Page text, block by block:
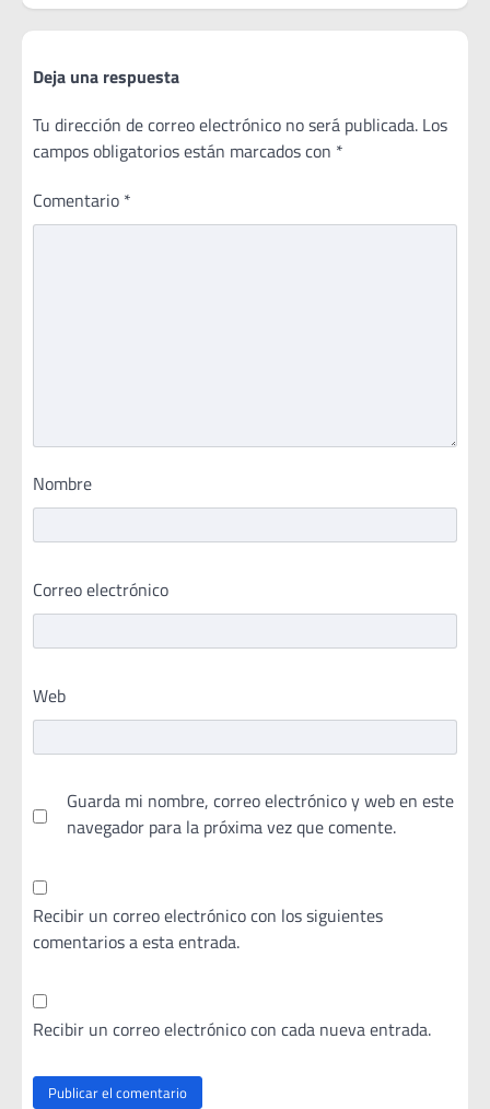
Deja una respuesta
Tu dirección de correo electrónico no será publicada. Los
campos obligatorios están marcados con *
Comentario *
Nombre
Correo electrónico
Web
Guarda mi nombre, correo electrónico y web en este
navegador para la próxima vez que comente.
Recibir un correo electrónico con los siguientes
comentarios a esta entrada.
Recibir un correo electrónico con cada nueva entrada.